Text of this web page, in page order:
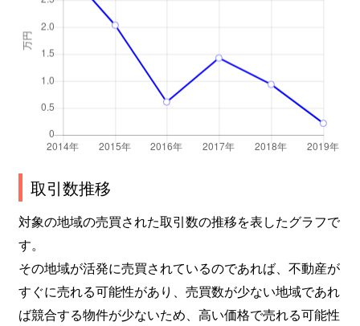
取引数推移
対象の地域の売買された取引数の推移を表したグラフで
す。
その地域が活発に売買されているのであれば、不動産が
すぐに売れる可能性があり、売買数が少ない地域であれ
ば競合する物件が少ないため、高い価格で売れる可能性